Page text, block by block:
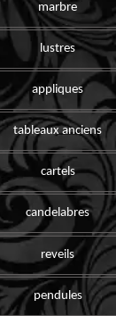
marbre
lustres
appliques
tableaux anciens
cartels
candelabres
reveils
pendules